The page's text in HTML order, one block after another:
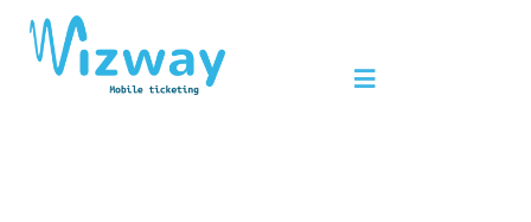
Passer
Toggle